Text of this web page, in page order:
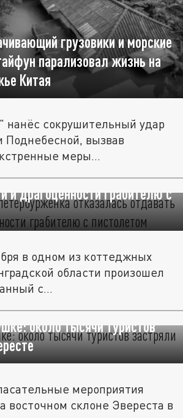
грузовики и морские
парализовал жизнь на
Китая
нанёс сокрушительный удар
Поднебесной, вызвав
меры...
отказалась
и драгоценности грабителю с
в одном из коттеджных
области произошел
с...
около тысячи туристов
мероприятия
восточном склоне Эвереста в